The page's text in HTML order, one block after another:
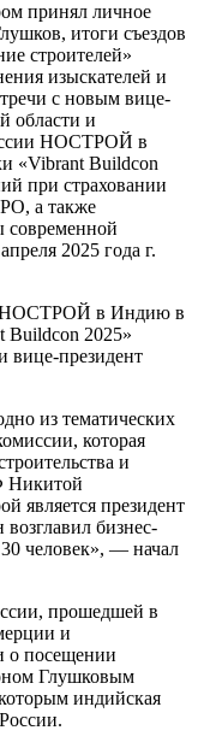
принял личное
итоги съездов
строителей»
изыскателей и
с новым вице-
области и
НОСТРОЙ в
«Vibrant Buildcon
при страховании
а также
современной
2025 года г.
НОСТРОЙ в Индию в
Buildcon 2025»
вице-президент
из тематических
которая
и
Никитой
является президент
бизнес-
человек», — начал
прошедшей в
и
о посещении
Глушковым
индийская